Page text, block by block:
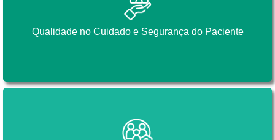
Qualidade no Cuidado e Segurança do Paciente
Qualidade no Cuidado e Segurança do Paciente